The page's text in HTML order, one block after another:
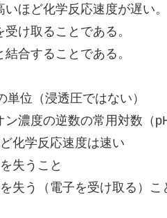
ほど化学反応速度が遅い。
け取ることである。
合することである。
位（浸透圧ではない）
濃度の逆数の常用対数（pH
化学反応速度は速い
失うこと
失う（電子を受け取る）こ